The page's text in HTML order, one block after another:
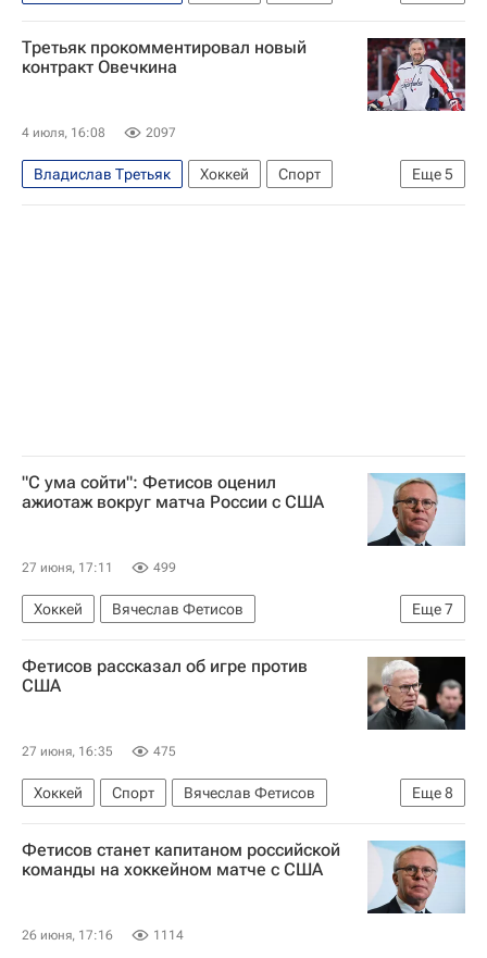
Россия
Германия
Международная федерация хоккея (IIHF)
Федерация хоккея России (ФХР)
Третьяк прокомментировал новый
контракт Овечкина
4 июля, 16:08 2097
Еще5
Владислав Третьяк Хоккей
Спорт
Уэйн Гретцки
"С ума сойти": Фетисов оценил
ажиотаж вокруг матча России с США
27 июня, 17:11 499
Еще7
Хоккей
Вячеслав Фетисов
Александр Якушев
Ильдар Абдразаков
Госдума РФ
Михаил Сергачев
Спорт
Фетисов рассказал об игре против
США
27 июня, 16:35 475
Еще8
Хоккей Спорт
Вячеслав Фетисов
Александр Якушев
Ильдар Абдразаков
Госдума РФ
Артемий Панарин
Шанхайские драконы
Фетисов станет капитаном российской
команды на хоккейном матче с США
26 июня, 17:16 1114